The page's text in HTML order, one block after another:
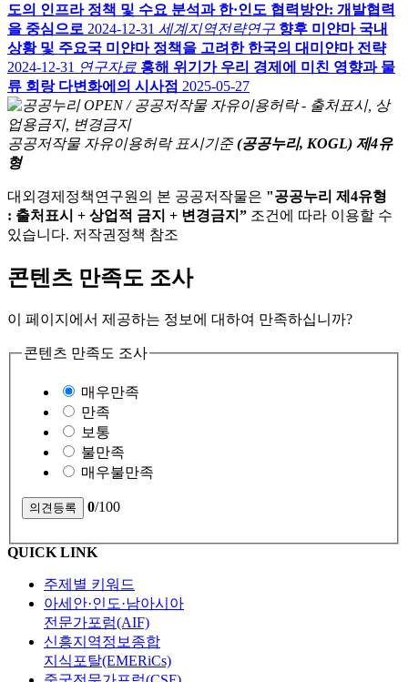
도의 인프라 정책 및 수요 분석과 한·인도 협력방안: 개발협력
을 중심으로 2024-12-31 세계지역전략연구 향후 미얀마 국내
상황 및 주요국 미얀마 정책을 고려한 한국의 대미얀마 전략
2024-12-31 연구자료 홍해 위기가 우리 경제에 미친 영향과 물
류 회랑 다변화에의 시사점 2025-05-27
공공저작물 자유이용허락 표시기준 (공공누리, KOGL) 제4유
형
대외경제정책연구원의 본 공공저작물은 "공공누리 제4유형
: 출처표시 + 상업적 금지 + 변경금지” 조건에 따라 이용할 수
있습니다. 저작권정책 참조
콘텐츠 만족도 조사
이 페이지에서 제공하는 정보에 대하여 만족하십니까?
콘텐츠 만족도 조사
매우만족
만족
보통
불만족
매우불만족
0/100
QUICK LINK
주제별 키워드
아세안·인도·남아시아
전문가포럼(AIF)
신흥지역정보종합
지식포탈(EMERiCs)